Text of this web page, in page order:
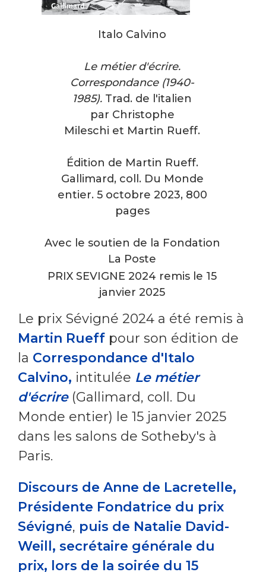
Le prix Sévigné 2024 a été remis à
Martin Rueff pour son édition de
la Correspondance d'Italo
Calvino, intitulée Le métier
d'écrire (Gallimard, coll. Du
Monde entier) le 15 janvier 2025
dans les salons de Sotheby's à
Paris.
Discours de Anne de Lacretelle,
Présidente Fondatrice du prix
Sévigné, puis de Natalie David-
Weill, secrétaire générale du
prix, lors de la soirée du 15
Italo Calvino
Le métier d'écrire.
Correspondance (1940-
1985). Trad. de l'italien
par Christophe
Mileschi et Martin Rueff.
Édition de Martin Rueff.
Gallimard, coll. Du Monde
entier. 5 octobre 2023, 800
pages
Avec le soutien de la Fondation
La Poste
PRIX SEVIGNE 2024 remis le 15
janvier 2025